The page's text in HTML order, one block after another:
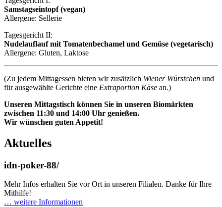
Samstagseintopf (vegan)
Allergene: Sellerie
Tagesgericht II:
Nudelauflauf mit Tomatenbechamel und Gemüse (vegetarisch)
Allergene: Gluten, Laktose
(Zu jedem Mittagessen bieten wir zusätzlich Wiener Würstchen und
für ausgewählte Gerichte eine Extraportion Käse an.)
Unseren Mittagstisch können Sie in unseren Biomärkten
zwischen 11:30 und 14:00 Uhr genießen.
Wir wünschen guten Appetit!
Aktuelles
idn-poker-88/
Mehr Infos erhalten Sie vor Ort in unseren Filialen. Danke für Ihre
Mithilfe!
… weitere Informationen